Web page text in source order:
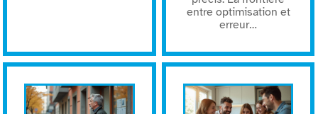
entre optimisation et
erreur…